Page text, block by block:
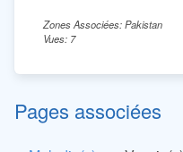
Zones Associées: Pakistan
Vues: 7
Pages associées